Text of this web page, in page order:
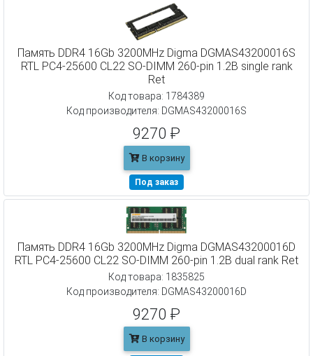
Память DDR4 16Gb 3200MHz Digma DGMAS43200016S
RTL PC4-25600 CL22 SO-DIMM 260-pin 1.2В single rank
Ret
Код товара: 1784389
Код производителя: DGMAS43200016S
9270 ₽
В корзину
Под заказ
Память DDR4 16Gb 3200MHz Digma DGMAS43200016D
RTL PC4-25600 CL22 SO-DIMM 260-pin 1.2В dual rank Ret
Код товара: 1835825
Код производителя: DGMAS43200016D
9270 ₽
В корзину